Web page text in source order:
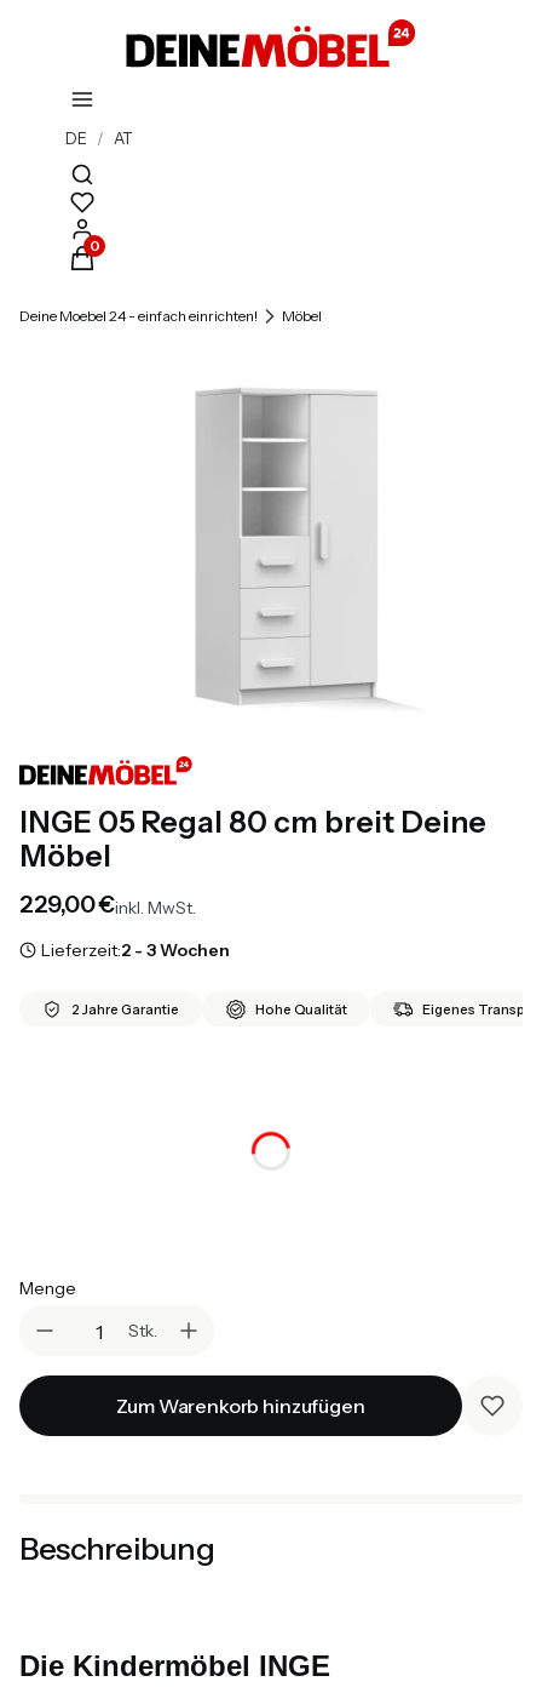
DE / AT
Suchmaschine öffnen
Produkte im Warenkorb: 0. Details anzeigen
Deine Moebel 24 - einfach einrichten! Möbel
INGE 05 Regal 80 cm breit Deine
Möbel
Preis
229,00 €inkl. MwSt.
Lieferzeit:2 - 3 Wochen
2 Jahre Garantie Hohe Qualität Eigenes
Menge
Stk.
Zum Warenkorb hinzufügen
Beschreibung
Die Kindermöbel INGE